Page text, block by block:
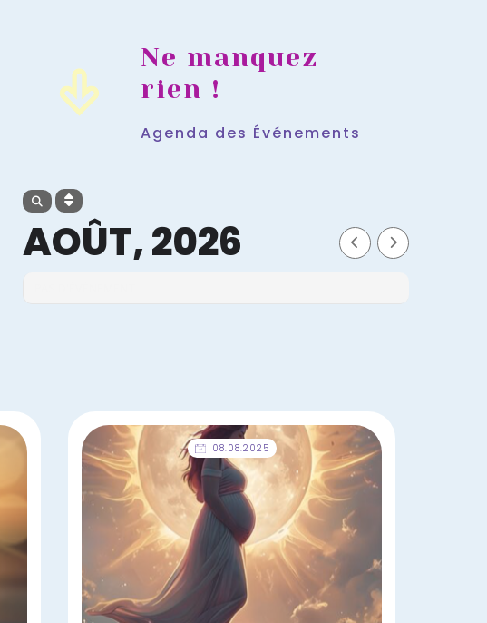
Ne manquez
rien !
Agenda des Événements
AOÛT, 2026
08.08.2025